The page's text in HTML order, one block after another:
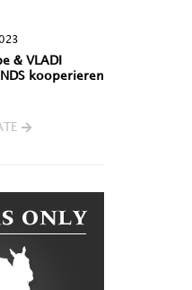
& VLADI
kooperieren